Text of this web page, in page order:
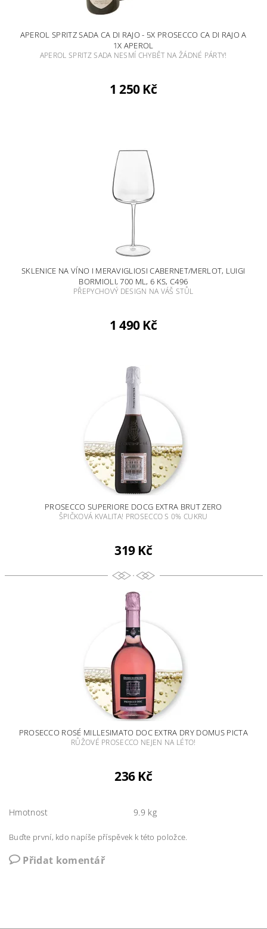
APEROL SPRITZ SADA CA DI RAJO - 5X PROSECCO CA DI RAJO A
1X APEROL
APEROL SPRITZ SADA NESMÍ CHYBĚT NA ŽÁDNÉ PÁRTY!
1 250 Kč
SKLENICE NA VÍNO I MERAVIGLIOSI CABERNET/MERLOT, LUIGI
BORMIOLI, 700 ML, 6 KS, C496
PŘEPYCHOVÝ DESIGN NA VÁŠ STŮL
1 490 Kč
PROSECCO SUPERIORE DOCG EXTRA BRUT ZERO
ŠPIČKOVÁ KVALITA! PROSECCO S 0% CUKRU
319 Kč
PROSECCO ROSÉ MILLESIMATO DOC EXTRA DRY DOMUS PICTA
RŮŽOVÉ PROSECCO NEJEN NA LÉTO!
236 Kč
Hmotnost 9.9 kg
Buďte první, kdo napíše příspěvek k této položce.
Přidat komentář